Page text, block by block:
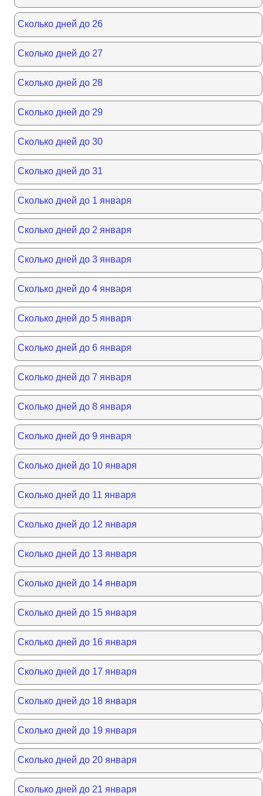
Сколько дней до 26
Сколько дней до 27
Сколько дней до 28
Сколько дней до 29
Сколько дней до 30
Сколько дней до 31
Сколько дней до 1 января
Сколько дней до 2 января
Сколько дней до 3 января
Сколько дней до 4 января
Сколько дней до 5 января
Сколько дней до 6 января
Сколько дней до 7 января
Сколько дней до 8 января
Сколько дней до 9 января
Сколько дней до 10 января
Сколько дней до 11 января
Сколько дней до 12 января
Сколько дней до 13 января
Сколько дней до 14 января
Сколько дней до 15 января
Сколько дней до 16 января
Сколько дней до 17 января
Сколько дней до 18 января
Сколько дней до 19 января
Сколько дней до 20 января
Сколько дней до 21 января